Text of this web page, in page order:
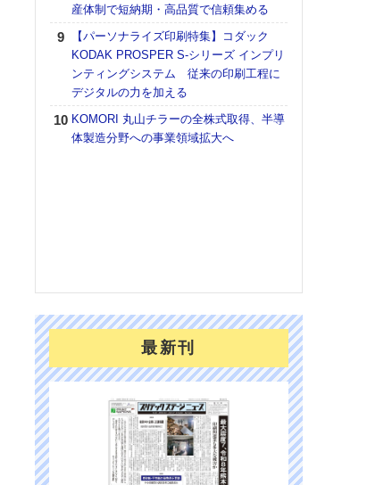
産体制で短納期・高品質で信頼集める
【パーソナライズ印刷特集】コダック
KODAK PROSPER S-シリーズ インプリ
ンティングシステム 従来の印刷工程に
デジタルの力を加える
KOMORI 丸山チラーの全株式取得、半導
体製造分野への事業領域拡大へ
最新刊